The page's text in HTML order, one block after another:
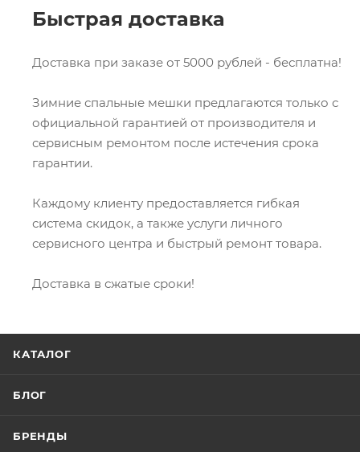
Быстрая доставка
Доставка при заказе от 5000 рублей - бесплатна!
Зимние спальные мешки предлагаются только с
официальной гарантией от производителя и
сервисным ремонтом после истечения срока
гарантии.
Каждому клиенту предоставляется гибкая
система скидок, а также услуги личного
сервисного центра и быстрый ремонт товара.
Доставка в сжатые сроки!
КАТАЛОГ
БЛОГ
БРЕНДЫ